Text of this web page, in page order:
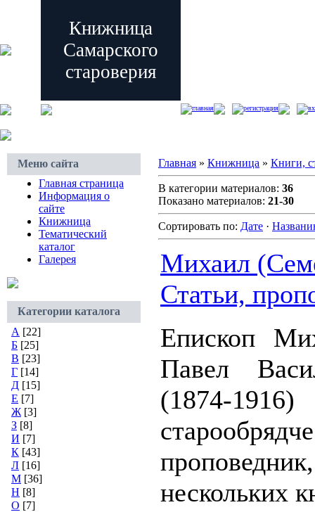
Книжница
Самарского
староверия
главная регистрация
Меню сайта
Главная страница
Информация о
сайте
Книжница
Тематический
каталог
Галерея
Категории каталога
А [22]
Б [25]
В [23]
Г [14]
Д [15]
Е [7]
Ж [3]
З [8]
И [7]
К [43]
Л [16]
М [36]
Н [8]
О [7]
Главная » Книжница » Книги,
В категории материалов: 36
Показано материалов: 21-30
Сортировать по: Дате ·
Михаил
Статьи,
Епископ
Павел
(1874-
нескольких